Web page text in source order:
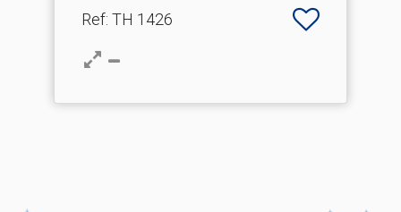
Ref: TH 1426